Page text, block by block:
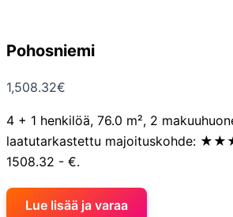
Pohosniemi
1,508.32€
4 + 1 henkilöä, 76.0 m², 2
laatutarkastettu majoituskohde:
1508.32 - €.
Lue lisää ja varaa